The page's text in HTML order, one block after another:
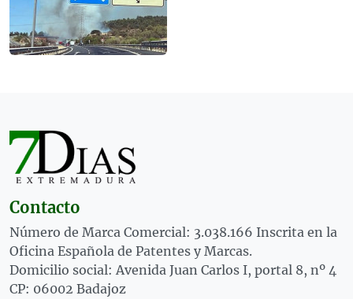
Contacto
Número de Marca Comercial: 3.038.166 Inscrita en la
Oficina Española de Patentes y Marcas.
Domicilio social: Avenida Juan Carlos I, portal 8, nº 4
CP: 06002 Badajoz